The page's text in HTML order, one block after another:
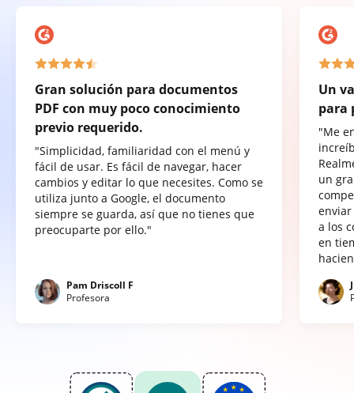
Gran solución para documentos
PDF con muy poco conocimiento
previo requerido.
"Simplicidad, familiaridad con el menú y
fácil de usar. Es fácil de navegar, hacer
cambios y editar lo que necesites. Como se
utiliza junto a Google, el documento
siempre se guarda, así que no tienes que
preocuparte por ello."
Pam Driscoll F
Profesora
Un
para
"Me
un
a los
en